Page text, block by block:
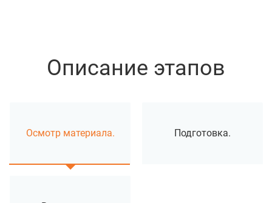
Описание этапов
Осмотр материала. Подготовка.